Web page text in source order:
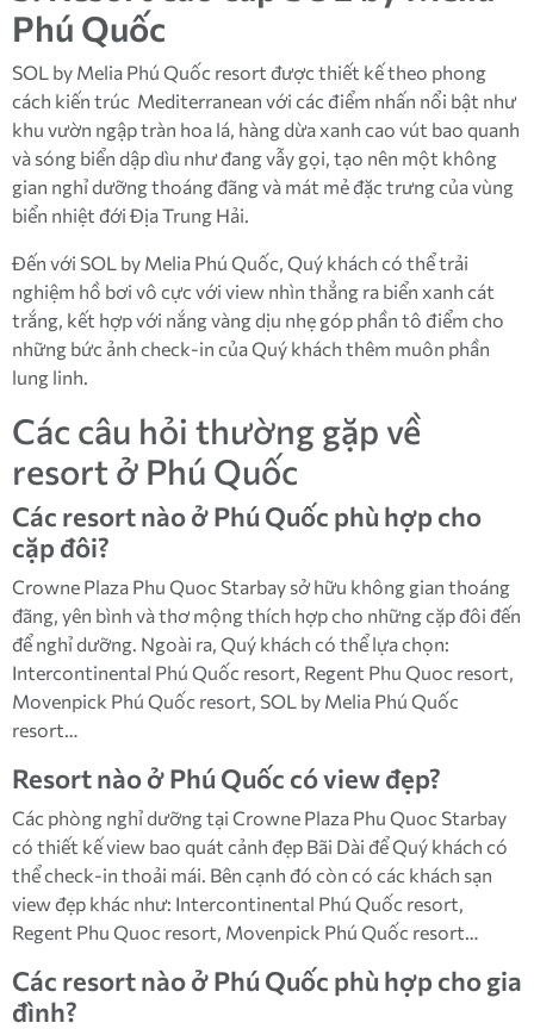
Phú Quốc
SOL by Melia Phú Quốc resort được thiết kế theo phong
cách kiến trúc Mediterranean với các điểm nhấn nổi bật như
khu vườn ngập tràn hoa lá, hàng dừa xanh cao vút bao quanh
và sóng biển dập dìu như đang vẫy gọi, tạo nên một không
gian nghỉ dưỡng thoáng đãng và mát mẻ đặc trưng của vùng
biển nhiệt đới Địa Trung Hải.
Đến với SOL by Melia Phú Quốc, Quý khách có thể trải
nghiệm hồ bơi vô cực với view nhìn thẳng ra biển xanh cát
trắng, kết hợp với nắng vàng dịu nhẹ góp phần tô điểm cho
những bức ảnh check-in của Quý khách thêm muôn phần
lung linh.
Các câu hỏi thường gặp về
resort ở Phú Quốc
Các resort nào ở Phú Quốc phù hợp cho
cặp đôi?
Crowne Plaza Phu Quoc Starbay sở hữu không gian thoáng
đãng, yên bình và thơ mộng thích hợp cho những cặp đôi đến
để nghỉ dưỡng. Ngoài ra, Quý khách có thể lựa chọn:
Intercontinental Phú Quốc resort, Regent Phu Quoc resort,
Movenpick Phú Quốc resort, SOL by Melia Phú Quốc
resort…
Resort nào ở Phú Quốc có view đẹp?
Các phòng nghỉ dưỡng tại Crowne Plaza Phu Quoc Starbay
có thiết kế view bao quát cảnh đẹp Bãi Dài để Quý khách có
thể check-in thoải mái. Bên cạnh đó còn có các khách sạn
view đẹp khác như: Intercontinental Phú Quốc resort,
Regent Phu Quoc resort, Movenpick Phú Quốc resort…
Các resort nào ở Phú Quốc phù hợp cho gia
đình?